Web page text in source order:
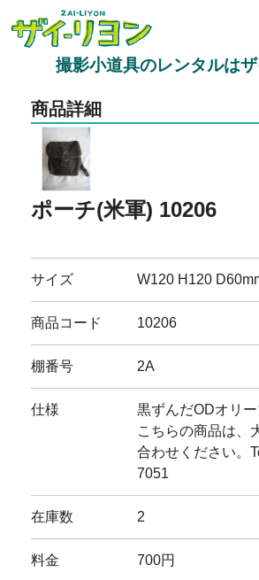
撮影小道具のレンタルは
商品詳細
ポーチ(米軍) 10206
サイズ W120 H120
商品コード 10206
棚番号 2A
仕様
黒ずんだODオリ
こちらの商品は、
合わせください。
7051
在庫数 2
料金 700円